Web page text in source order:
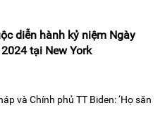
diễn hành kỷ niệm Ngày
tại New York